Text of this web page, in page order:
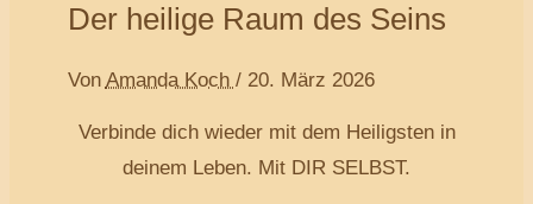
Der heilige Raum des Seins
Von Amanda Koch / 20. März 2026
Verbinde dich wieder mit dem Heiligsten in
deinem Leben. Mit DIR SELBST.